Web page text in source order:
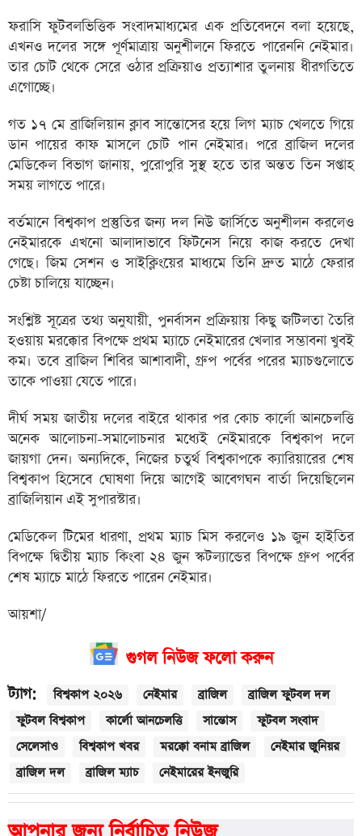
ফরাসি ফুটবলভিত্তিক সংবাদমাধ্যমের এক প্রতিবেদনে বলা হয়েছে,
এখনও দলের সঙ্গে পূর্ণমাত্রায় অনুশীলনে ফিরতে পারেননি নেইমার।
তার চোট থেকে সেরে ওঠার প্রক্রিয়াও প্রত্যাশার তুলনায় ধীরগতিতে
এগোচ্ছে।
গত ১৭ মে ব্রাজিলিয়ান ক্লাব সান্তোসের হয়ে লিগ ম্যাচ খেলতে গিয়ে
ডান পায়ের কাফ মাসলে চোট পান নেইমার। পরে ব্রাজিল দলের
মেডিকেল বিভাগ জানায়, পুরোপুরি সুস্থ হতে তার অন্তত তিন সপ্তাহ
সময় লাগতে পারে।
বর্তমানে বিশ্বকাপ প্রস্তুতির জন্য দল নিউ জার্সিতে অনুশীলন করলেও
নেইমারকে এখনো আলাদাভাবে ফিটনেস নিয়ে কাজ করতে দেখা
গেছে। জিম সেশন ও সাইক্লিংয়ের মাধ্যমে তিনি দ্রুত মাঠে ফেরার
চেষ্টা চালিয়ে যাচ্ছেন।
সংশ্লিষ্ট সূত্রের তথ্য অনুযায়ী, পুনর্বাসন প্রক্রিয়ায় কিছু জটিলতা তৈরি
হওয়ায় মরক্কোর বিপক্ষে প্রথম ম্যাচে নেইমারের খেলার সম্ভাবনা খুবই
কম। তবে ব্রাজিল শিবির আশাবাদী, গ্রুপ পর্বের পরের ম্যাচগুলোতে
তাকে পাওয়া যেতে পারে।
দীর্ঘ সময় জাতীয় দলের বাইরে থাকার পর কোচ কার্লো আনচেলত্তি
অনেক আলোচনা-সমালোচনার মধ্যেই নেইমারকে বিশ্বকাপ দলে
জায়গা দেন। অন্যদিকে, নিজের চতুর্থ বিশ্বকাপকে ক্যারিয়ারের শেষ
বিশ্বকাপ হিসেবে ঘোষণা দিয়ে আগেই আবেগঘন বার্তা দিয়েছিলেন
ব্রাজিলিয়ান এই সুপারস্টার।
মেডিকেল টিমের ধারণা, প্রথম ম্যাচ মিস করলেও ১৯ জুন হাইতির
বিপক্ষে দ্বিতীয় ম্যাচ কিংবা ২৪ জুন স্কটল্যান্ডের বিপক্ষে গ্রুপ পর্বের
শেষ ম্যাচে মাঠে ফিরতে পারেন নেইমার।
আয়শা/
গুগল নিউজ ফলো করুন
ট্যাগ: বিশ্বকাপ ২০২৬ নেইমার ব্রাজিল
ব্রাজিল ফুটবল দল
ফুটবল বিশ্বকাপ
কার্লো আনচেলত্তি সান্তোস
ফুটবল সংবাদ
সেলেসাও
বিশ্বকাপ খবর মরক্কো বনাম ব্রাজিল
নেইমার জুনিয়র
ব্রাজিল দল
ব্রাজিল ম্যাচ নেইমারের ইনজুরি